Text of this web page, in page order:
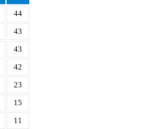
44
43
43
42
23
15
11